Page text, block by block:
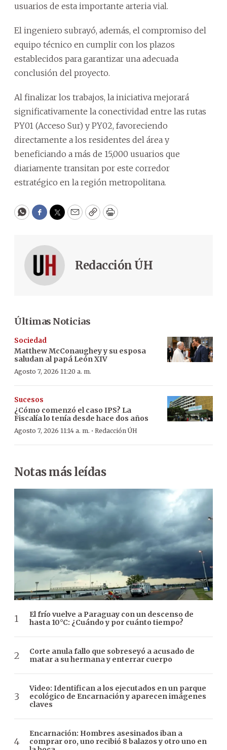
usuarios de esta importante arteria vial.
El ingeniero subrayó, además, el compromiso del
equipo técnico en cumplir con los plazos
establecidos para garantizar una adecuada
conclusión del proyecto.
Al finalizar los trabajos, la iniciativa mejorará
significativamente la conectividad entre las rutas
PY01 (Acceso Sur) y PY02, favoreciendo
directamente a los residentes del área y
beneficiando a más de 15,000 usuarios que
diariamente transitan por este corredor
estratégico en la región metropolitana.
WhatsApp
Facebook
Twitter
EmailCopyPrint
Redacción ÚH
Últimas Noticias
Sociedad
Matthew McConaughey y su esposa
saludan al papá León XIV
Agosto 7, 2026 11:20 a. m.
Sucesos
¿Cómo comenzó el caso IPS? La
Fiscalía lo tenía desde hace dos años
Agosto 7, 2026 11:14 a. m. · Redacción ÚH
Notas más leídas
El frío vuelve a Paraguay con un descenso de
hasta 10°C: ¿Cuándo y por cuánto tiempo?
Corte anula fallo que sobreseyó a acusado de
matar a su hermana y enterrar cuerpo
Video: Identifican a los ejecutados en un parque
ecológico de Encarnación y aparecen imágenes
claves
Encarnación: Hombres asesinados iban a
comprar oro, uno recibió 8 balazos y otro uno en